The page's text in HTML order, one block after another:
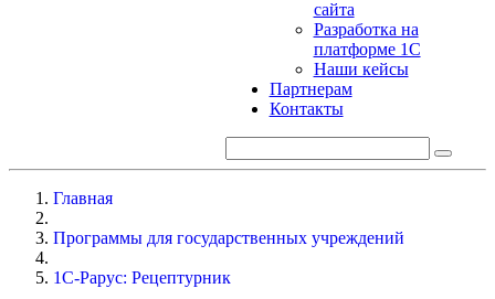
сайта
Разработка на
платформе 1С
Наши кейсы
Партнерам
Контакты
Главная
Программы для государственных учреждений
1С-Рарус: Рецептурник